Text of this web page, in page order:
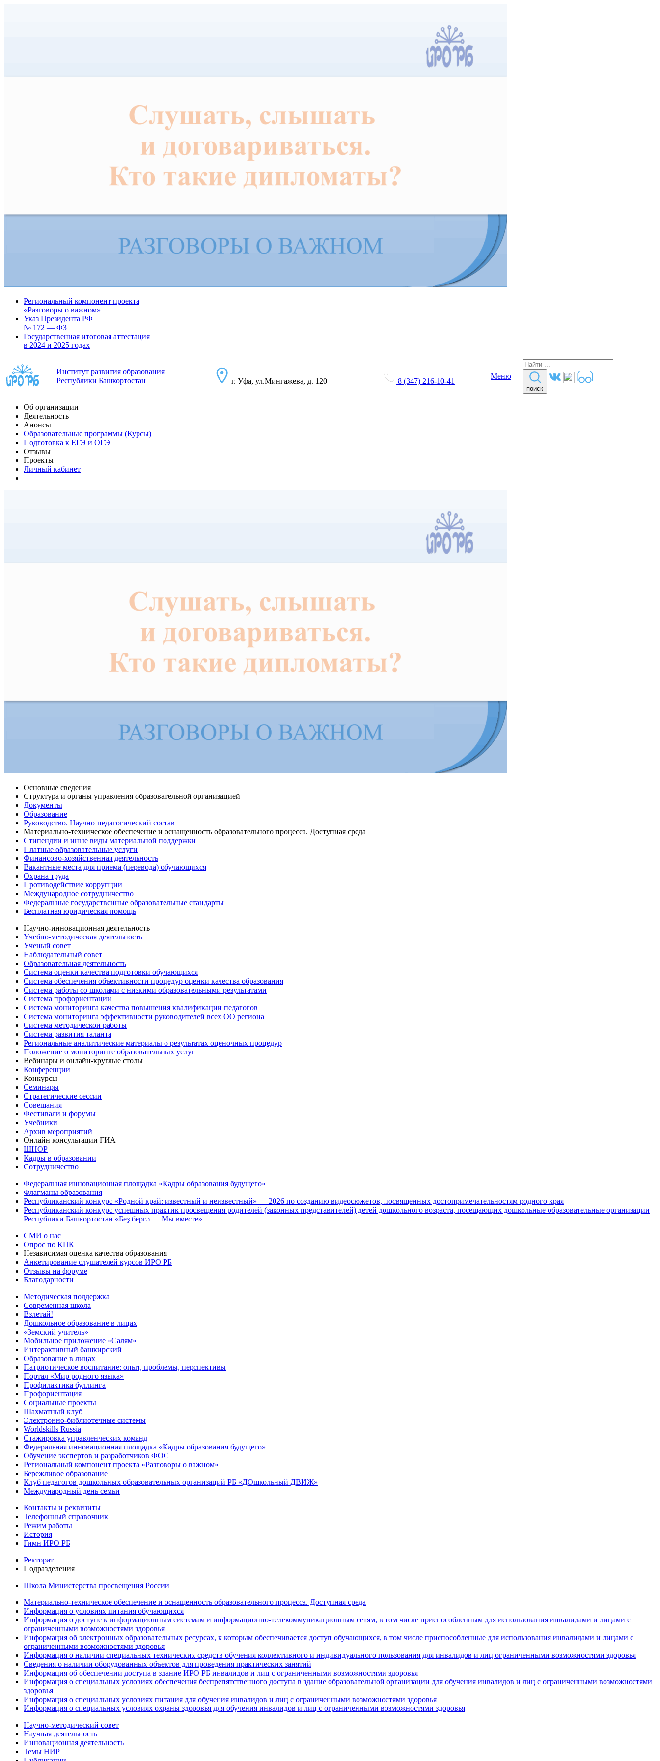
Региональный компонент проекта
«Разговоры о важном»
Указ Президента РФ
№ 172 — ФЗ
Государственная итоговая аттестация
в 2024 и 2025 годах
Институт развития образования
Республики Башкортостан
г. Уфа, ул.Мингажева, д. 120 8 (347) 216-10-41
Меню
поиск
Об организации
Деятельность
Анонсы
Образовательные программы (Курсы)
Подготовка к ЕГЭ и ОГЭ
Отзывы
Проекты
Личный кабинет
Основные сведения
Структура и органы управления образовательной организацией
Документы
Образование
Руководство. Научно-педагогический состав
Материально-техническое обеспечение и оснащенность образовательного процесса. Доступная среда
Стипендии и иные виды материальной поддержки
Платные образовательные услуги
Финансово-хозяйственная деятельность
Вакантные места для приема (перевода) обучающихся
Охрана труда
Противодействие коррупции
Международное сотрудничество
Федеральные государственные образовательные стандарты
Бесплатная юридическая помощь
Научно-инновационная деятельность
Учебно-методическая деятельность
Ученый совет
Наблюдательный совет
Образовательная деятельность
Система оценки качества подготовки обучающихся
Система обеспечения объективности процедур оценки качества образования
Система работы со школами с низкими образовательными результатами
Система профориентации
Система мониторинга качества повышения квалификации педагогов
Система мониторинга эффективности руководителей всех ОО региона
Система методической работы
Система развития таланта
Региональные аналитические материалы о результатах оценочных процедур
Положение о мониторинге образовательных услуг
Вебинары и онлайн-круглые столы
Конференции
Конкурсы
Семинары
Стратегические сессии
Совещания
Фестивали и форумы
Учебники
Архив мероприятий
Онлайн консультации ГИА
ШНОР
Кадры в образовании
Сотрудничество
Федеральная инновационная площадка «Кадры образования будущего»
Флагманы образования
Республиканский конкурс «Родной край: известный и неизвестный» — 2026 по созданию видеосюжетов, посвященных достопримечательностям родного края
Республиканский конкурс успешных практик просвещения родителей (законных представителей) детей дошкольного возраста, посещающих дошкольные образовательные организации
Республики Башкортостан «Беҙ бергә — Мы вместе»
СМИ о нас
Опрос по КПК
Независимая оценка качества образования
Анкетирование слушателей курсов ИРО РБ
Отзывы на форуме
Благодарности
Методическая поддержка
Современная школа
Взлетай!
Дошкольное образование в лицах
«Земский учитель»
Мобильное приложение «Салям»
Интерактивный башкирский
Образование в лицах
Патриотическое воспитание: опыт, проблемы, перспективы
Портал «Мир родного языка»
Профилактика буллинга
Профориентация
Социальные проекты
Шахматный клуб
Электронно-библиотечные системы
Worldskills Russia
Стажировка управленческих команд
Федеральная инновационная площадка «Кадры образования будущего»
Обучение экспертов и разработчиков ФОС
Региональный компонент проекта «Разговоры о важном»
Бережливое образование
Клуб педагогов дошкольных образовательных организаций РБ «ДОшкольный ДВИЖ»
Международный день семьи
Контакты и реквизиты
Телефонный справочник
Режим работы
История
Гимн ИРО РБ
Ректорат
Подразделения
Школа Министерства просвещения России
Материально-техническое обеспечение и оснащенность образовательного процесса. Доступная среда
Информация о условиях питания обучающихся
Информация о доступе к информационным системам и информационно-телекоммуникационным сетям, в том числе приспособленным для использования инвалидами и лицами с
ограниченными возможностями здоровья
Информация об электронных образовательных ресурсах, к которым обеспечивается доступ обучающихся, в том числе приспособленные для использования инвалидами и лицами с
ограниченными возможностями здоровья
Информация о наличии специальных технических средств обучения коллективного и индивидуального пользования для инвалидов и лиц ограниченными возможностями здоровья
Сведения о наличии оборудованных объектов для проведения практических занятий
Информация об обеспечении доступа в здание ИРО РБ инвалидов и лиц с ограниченными возможностями здоровья
Информация о специальных условиях обеспечения беспрепятственного доступа в здание образовательной организации для обучения инвалидов и лиц с ограниченными возможностями
здоровья
Информация о специальных условиях питания для обучения инвалидов и лиц с ограниченными возможностями здоровья
Информация о специальных условиях охраны здоровья для обучения инвалидов и лиц с ограниченными возможностями здоровья
Научно-методический совет
Научная деятельность
Инновационная деятельность
Темы НИР